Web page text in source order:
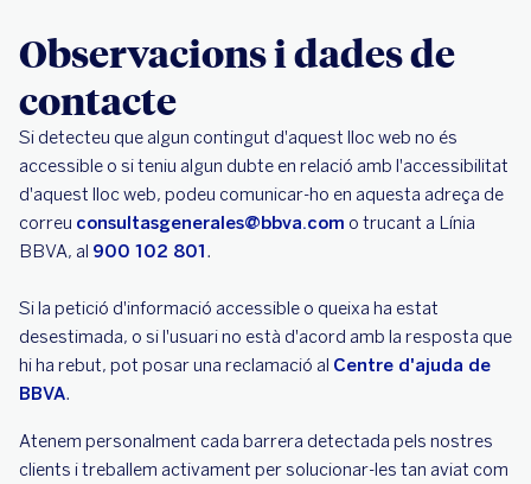
Observacions i dades de
contacte
Si detecteu que algun contingut d'aquest lloc web no és
accessible o si teniu algun dubte en relació amb l'accessibilitat
d'aquest lloc web, podeu comunicar-ho en aquesta adreça de
correu consultasgenerales@bbva.com o trucant a Línia
BBVA, al 900 102 801.
Si la petició d'informació accessible o queixa ha estat
desestimada, o si l'usuari no està d'acord amb la resposta que
hi ha rebut, pot posar una reclamació al Centre d'ajuda de
BBVA.
Atenem personalment cada barrera detectada pels nostres
clients i treballem activament per solucionar-les tan aviat com